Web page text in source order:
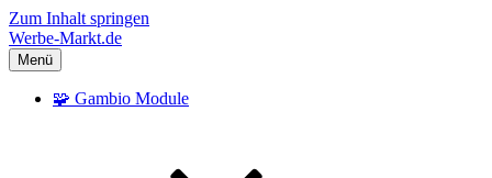
Zum Inhalt springen
Werbe-Markt.de
Menü
🧩 Gambio Module